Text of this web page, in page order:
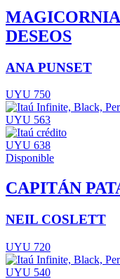
DESEOS
ANA PUNSET
UYU 750
UYU 563
UYU 638
Disponible
CAPITÁN
NEIL COSLETT
UYU 720
UYU 540